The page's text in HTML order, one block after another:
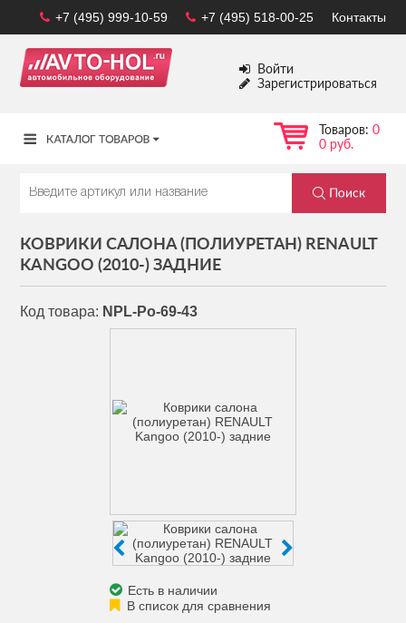
Контакты
+7 (495) 518-00-25
+7 (495) 999-10-59
Войти
Зарегистрироваться
Товаров: 0
0 руб.
КОВРИКИ САЛОНА (ПОЛИУРЕТАН) RENAULT
KANGOO (2010-) ЗАДНИЕ
Код товара: NPL-Po-69-43
Есть в наличии